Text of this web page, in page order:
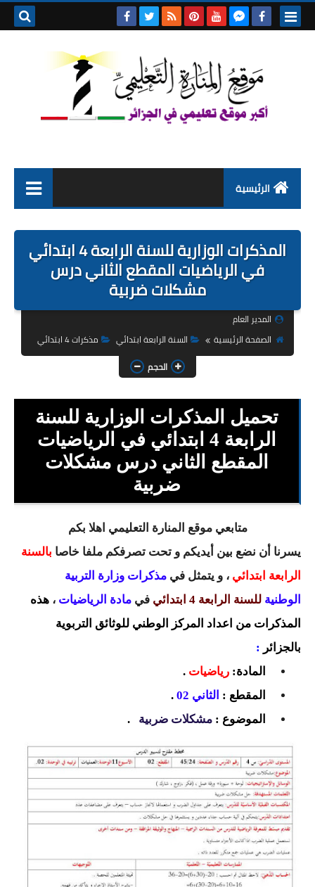
الرئيسية
التربية التحضيرية
السنة الاولى ابتدائي
السنة الثالثة ابتدائي
السنة الخامسة ابتدائي
شهادة التعليم الابتدائي
تزيين القسم
السنة الاولى متوسط
السنة الثانية متوسط
السنة الثالثة متوسط
بنك مذكرات الاستاذ
بنك التوزيعات الشهرية
دفاتر استاذ التعليم الابتدائي
المسابقات المهنية
المذكرات الوزارية للسنة الرابعة 4 ابتدائي
في الرياضيات المقطع الثاني درس
مشكلات ضربية
المدير العام
الصفحة الرئيسية
السنة الرابعة ابتدائي
مذكرات 4 ابتدائي
الحجم
تحميل المذكرات الوزارية للسنة
الرابعة 4 ابتدائي في الرياضيات
المقطع الثاني درس مشكلات
ضربية
متابعي موقع المنارة التعليمي اهلا بكم
يسرنا أن نضع بين أيديكم و تحت تصرفكم ملفا خاصا بالسنة
الرابعة ابتدائي ، و يتمثل في مذكرات وزارة التربية
الوطنية للسنة الرابعة 4 ابتدائي في مادة الرياضيات ، هذه
المذكرات من اعداد المركز الوطني للوثائق التربوية
بالجزائر :
المادة: رياضيات .
المقطع : الثاني 02
.
الموضوع : مشكلات ضربية .